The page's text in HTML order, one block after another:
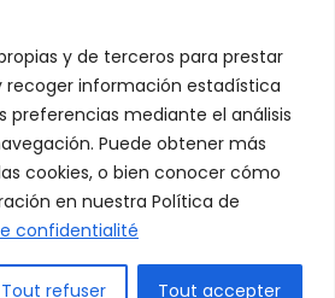
y de terceros para prestar
recoger información estadística
preferencias mediante el análisis
Puede obtener más
cookies, o bien conocer cómo
en nuestra Política de
confidentialité
Tout refuser Tout accepter
Politique de confidentialité
de cookies
Molière de Saragosse. Tous droits
web :